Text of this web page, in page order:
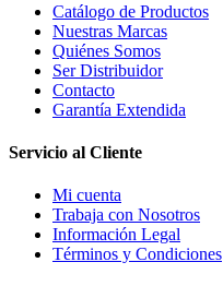
Catálogo de Productos
Nuestras Marcas
Quiénes Somos
Ser Distribuidor
Contacto
Garantía Extendida
Servicio al Cliente
Mi cuenta
Trabaja con Nosotros
Información Legal
Términos y Condiciones